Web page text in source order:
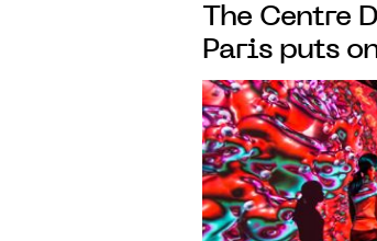
The Centre
Paris puts
univers of